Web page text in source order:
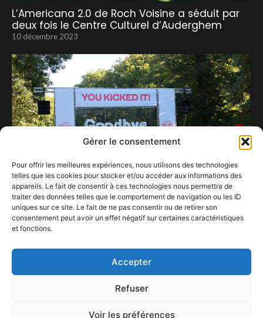
Gérer le consentement
Pour offrir les meilleures expériences, nous utilisons des technologies
telles que les cookies pour stocker et/ou accéder aux informations des
appareils. Le fait de consentir à ces technologies nous permettra de
traiter des données telles que le comportement de navigation ou les ID
uniques sur ce site. Le fait de ne pas consentir ou de retirer son
consentement peut avoir un effet négatif sur certaines caractéristiques
et fonctions.
Accepter
Refuser
Voir les préférences
L’Americana 2.0 de Roch Voisine a séduit par
deux fois le Centre Culturel d’Auderghem
10 décembre 2023
Run To Kick 2025 : quand la musique, la course
30 septembre 2025